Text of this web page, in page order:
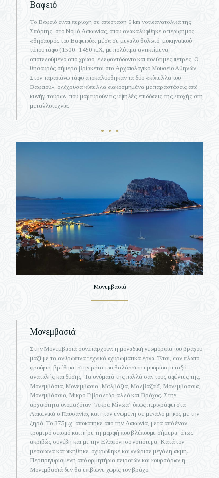
Βαφειό
Το Βαφειό είναι περιοχή σε απόσταση 6 km νοτιοανατολικά της
Σπάρτης, στο Νομό Λακωνίας, όπου ανακαλύφθηκε ο περίφημος
«θησαυρός του Βαφειού», μέσα σε μεγάλο θολωτό, μυκηναϊκού
τύπου τάφο (1500 -1450 π.Χ, με πολύτιμα αντικείμενα,
αποτελούμενα από χρυσό, ελεφαντόδοντο και πολύτιμες πέτρες. Ο
θησαυρός σήμερα βρίσκεται στο Αρχαιολογικό Μουσείο Αθηνών.
Στον παραπάνω τάφο αποκαλύφθηκαν τα δύο «κύπελλα του
Βαφειού», ολόχρυσα κύπελλα διακοσμημένα με παραστάσεις από
κυνήγι ταύρων, που μαρτυρούν τις υψηλές επιδόσεις της εποχής στη
μεταλλοτεχνία.
Μονεμβασιά
Μονεμβασιά
Στην Μονεμβασιά συνυπάρχουν: η μοναδική γεωμορφία του βράχου
μαζί με τα ανθρώπινα τεχνικά οχυρωματικά έργα. Έτσι, σαν πλωτό
φρούριο, βρέθηκε στην ρότα του θαλάσσιου εμπορίου μεταξύ
ανατολής και δύσης. Τα ονόματά της πολλά σαν τους αφέντες της,
Μονεμβάσια, Μονεμβασία, Μαλβάζια, Μαλβαζούϊ, Μονεμβασσιά,
Μονεμβάσσια, Μικρό Γιβραλτάρ αλλά και Βράχος. Στην
αρχαιότητα ονομαζόταν “Άκρα Μίνωα” όπως περιγράφει στα
Λακωνικά ο Παυσανίας και ήταν ενωμένη σε μεγάλο μήκος με την
ξηρά. Το 375μ.χ. αποκόπηκε από την Λακωνία, μετά από έναν
τρομερό σεισμό και πήρε τη μορφή που βλέπουμε σήμερα, όπως
ακριβώς συνέβη και με την Ελαφόνησο νοτιότερα. Κατά τον
μεσαίωνα κατοικήθηκε, οχυρώθηκε και γνώρισε μεγάλη ακμή.
Περιτριγυρισμένη από ορμητήρια πειρατών και κουρσάρων η
Μονεμβασιά δεν θα επιβίωνε χωρίς τον βράχο.